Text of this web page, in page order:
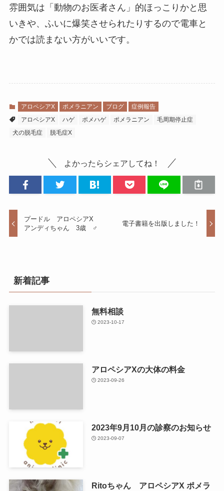
雰囲気は「動物のお医者さん」的ほっこりかと思
いきや、ふいに爆笑させられたりするので電車と
かでは読まない方がいいです。
アロペシアX ポメラニアン ブログ
症例報告
アロペシアX
ハゲ ポメハゲ ポメラニアン
毛周期停止症
犬の脱毛症
脱毛症X
よかったらシェアしてね！
プードル アロペシアX
アンディちゃん 3歳 ♂
電子書籍を出版しました！
新着記事
無料相談
2023-10-17
アロペシアXの大体の料金
2023-09-26
2023年9月10月の診察のお知らせ
2023-09-07
Ritoちゃん アロペシアX ポメラ